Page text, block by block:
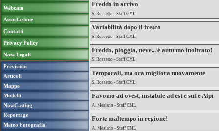
Webcam
Associazione
Contatti
Privacy Policy
Note Legali
Previsioni
Articoli
Mappe
Modelli
NowCasting
Reportage
Meteo Fotografia
Freddo in arrivo
S. Rossetto - Staff CML
Variabilità dopo il fresco
S. Rossetto - Staff CML
Freddo, pioggia, neve... è autunno inoltrato!
S. Rossetto - Staff CML
Temporali, ma ora migliora nuovamente
S. Rossetto - Staff CML
Favonio ad ovest, instabile ad est e sulle Alpi
A. Mesiano - Staff CML
Forte maltempo in regione!
A. Mesiano - Staff CML